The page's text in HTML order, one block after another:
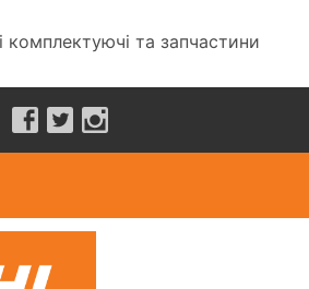
комплектуючі та запчастини